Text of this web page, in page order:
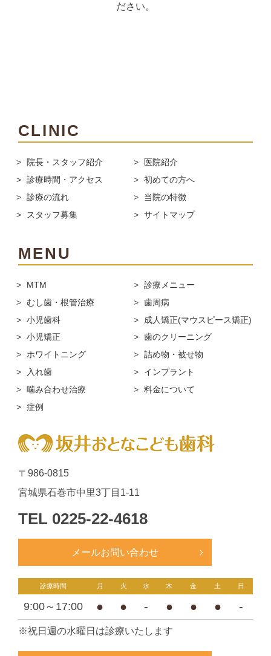
ださい。
CLINIC
院長・スタッフ紹介
医院紹介
診療時間・アクセス
初めての方へ
診療の流れ
当院の特徴
スタッフ募集
サイトマップ
MENU
MTM
診療メニュー
むし歯・根管治療
歯周病
小児歯科
成人矯正(マウスピース矯正)
小児矯正
歯のクリーニング
ホワイトニング
詰め物・被せ物
入れ歯
インプラント
噛み合わせ治療
料金について
症例
〒986-0815
宮城県石巻市中里3丁目1-11
TEL 0225-22-4618
メールお問い合わせ
診療時間 月 火 水 木 金 土 日
9:00～17:00 ● ● - ● ● ● -
※祝日週の水曜日は診療いたします